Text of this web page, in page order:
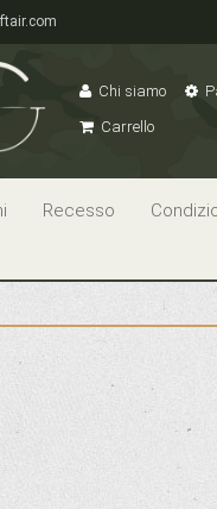
Chi siamo
Carrello
Recesso